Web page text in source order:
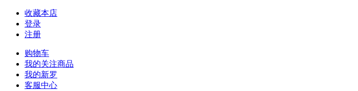
收藏本店
登录
注册
购物车
我的关注商品
我的新罗
客服中心